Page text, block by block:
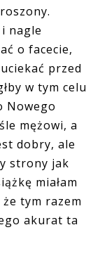
nagle
o facecie,
przed
w tym celu
Nowego
mężowi, a
dobry, ale
strony jak
miałam
tym razem
akurat ta